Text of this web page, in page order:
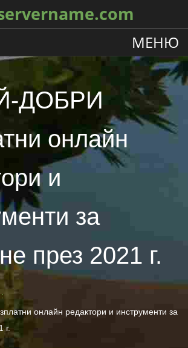
МЕНЮ
ДОБРИ
онлайн
и
за
през 2021 г.
онлайн редактори и инструменти за
г.